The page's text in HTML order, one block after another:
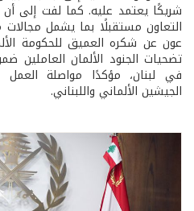
شريكًا يعتمد عليه. كما لفت إلى
التعاون مستقبلًا بما يشمل
عون عن شكره العميق للحكومة
تضحيات الجنود الألمان العاملين
في لبنان، مؤكدًا مواصلة العمل
الجيشين الألماني واللبناني.